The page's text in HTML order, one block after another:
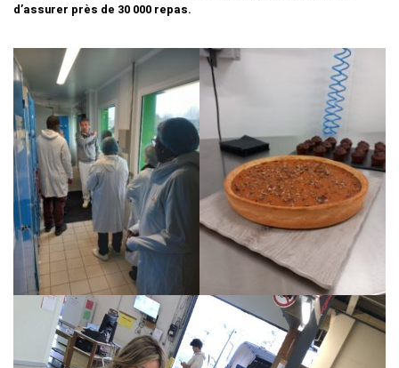
d’assurer près de 30 000 repas.